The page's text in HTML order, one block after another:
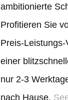
ambitionierte
Profitieren Sie
Preis-
einer
nur 2-3
nach Hause.